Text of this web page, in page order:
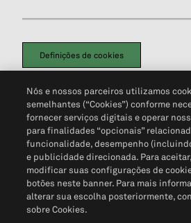
Definições de cookies
Política de PrivacidadePortal de privacidade
Não Venda Minhas Informações Pessoais©
Nós e nossos parceiros utilizamos
semelhantes (“Cookies”) conforme
fornecer serviços digitais e operar
para finalidades “opcionais”
funcionalidade, desempenho
e publicidade direcionada. Para
modificar suas configurações de
botões neste banner. Para mais
alterar sua escolha posteriormente,
sobre Cookies.